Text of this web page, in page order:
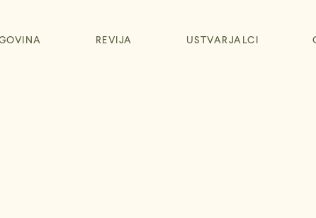
REVIJA USTVARJALCI